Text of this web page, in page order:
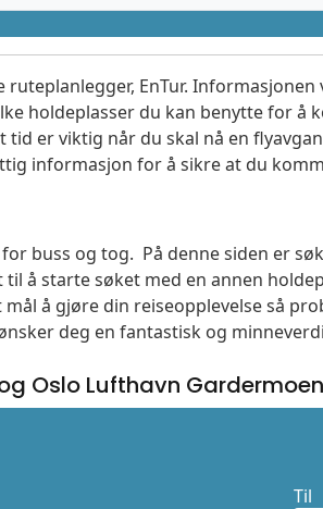
EnTur.
holdeplasser du kan benytte for å
er viktig når du skal nå en
informasjon for å sikre at du
buss og tog. På denne siden er
å starte søket med en annen
å gjøre din reiseopplevelse så
deg en fantastisk og
Oslo Lufthavn Gardermoen
Til